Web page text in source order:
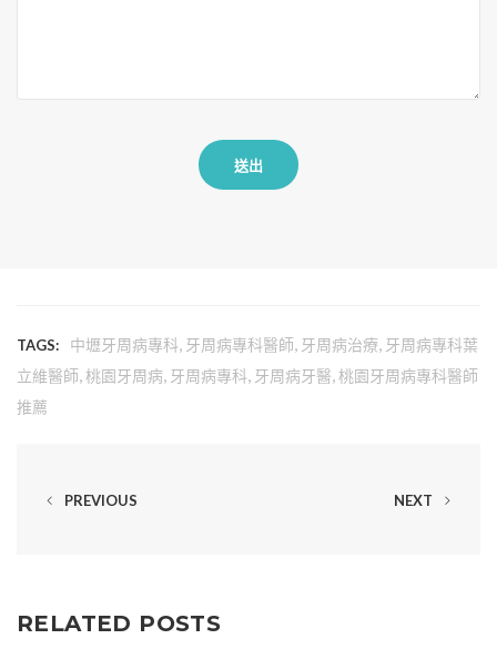
TAGS: 中壢牙周病專科, 牙周病專科醫師, 牙周病治療, 牙周病專科葉
立維醫師,桃園牙周病, 牙周病專科, 牙周病牙醫,桃園牙周病專科醫師
推薦
PREVIOUS NEXT
RELATED POSTS